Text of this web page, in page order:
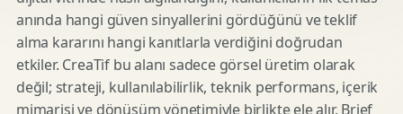
anında hangi güven sinyallerini gördüğünü ve teklif
alma kararını hangi kanıtlarla verdiğini doğrudan
etkiler. CreaTif bu alanı sadece görsel üretim olarak
değil; strateji, kullanılabilirlik, teknik performans, içerik
mimarisi ve dönüşüm yönetimiyle birlikte ele alır. Brief